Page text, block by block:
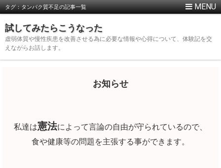
タグ：タンパク質不足の記事一覧
試してみたらこうなった
虚弱体質や慢性疾患を改善させる為に必要な情報や心得について、体験記を交
えながらお話します。
お知らせ
私達は憲法によって言論の自由が守られているので、
食や健康等の問題を主張する事ができます。